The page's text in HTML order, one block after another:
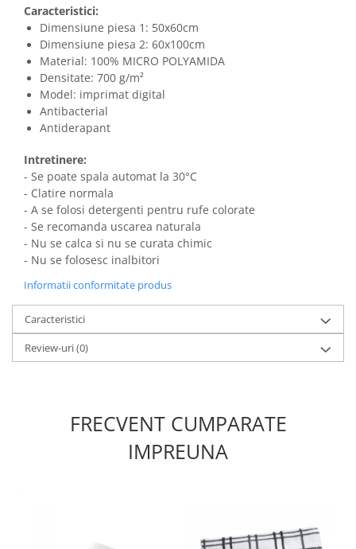
Caracteristici:
Dimensiune piesa 1: 50x60cm
Dimensiune piesa 2: 60x100cm
Material: 100% MICRO POLYAMIDA
Densitate: 700 g/m²
Model: imprimat digital
Antibacterial
Antiderapant
Intretinere:
- Se poate spala automat la 30°C
- Clatire normala
- A se folosi detergenti pentru rufe colorate
- Se recomanda uscarea naturala
- Nu se calca si nu se curata chimic
- Nu se folosesc inalbitori
Informatii conformitate produs
Caracteristici
Review-uri(0)
FRECVENT CUMPARATE
IMPREUNA